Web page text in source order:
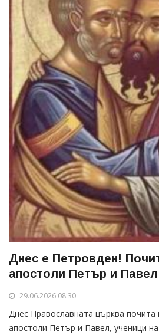
Днес е Петровден!
апостоли Петър и Павел
29.06.2026 08:30
Днес Православната църква почита
апостоли Петър и Павел, ученици